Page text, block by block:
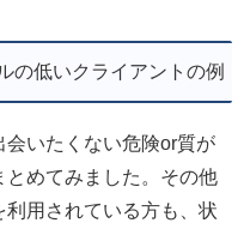
の低いクライアントの例
いたくない危険or質が
めてみました。その他
用されている方も、状